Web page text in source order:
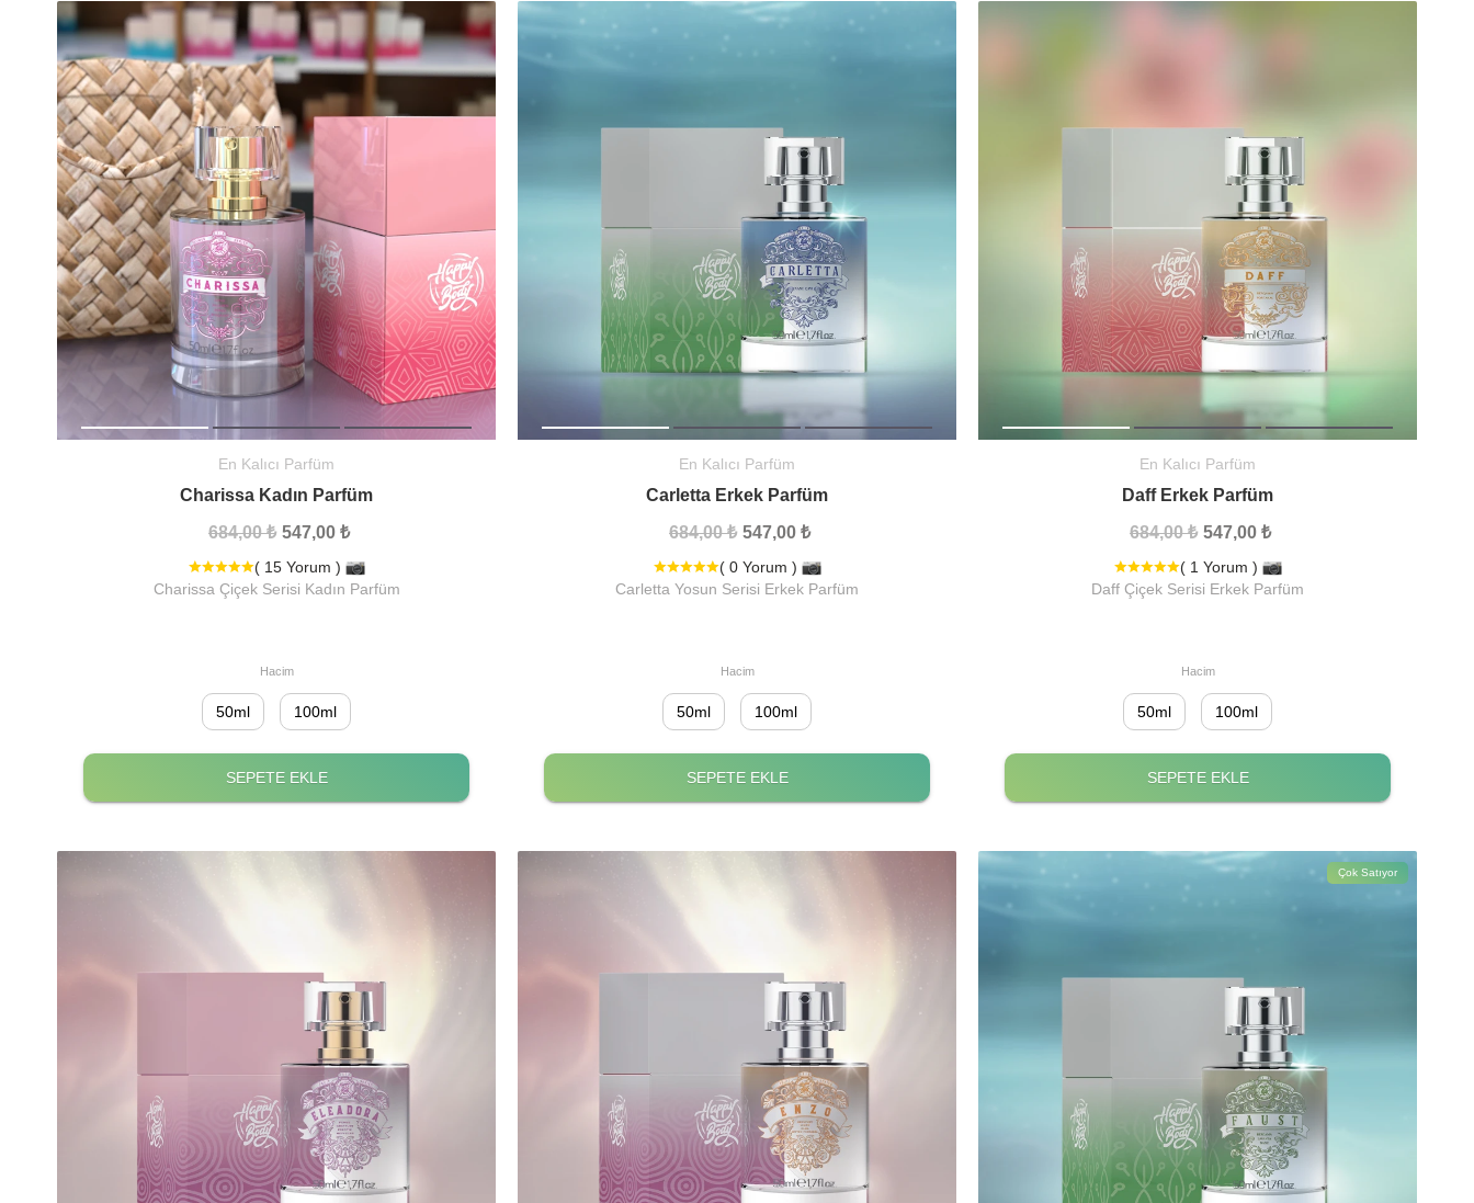
En Kalıcı Parfüm
Charissa Kadın Parfüm
684,00 ₺ 547,00 ₺
( 15 Yorum )
Charissa Çiçek Serisi Kadın Parfüm
Hacim
50ml 100ml
SEPETE EKLE
En Kalıcı Parfüm
Carletta Erkek Parfüm
684,00 ₺ 547,00 ₺
( 0 Yorum )
Carletta Yosun Serisi Erkek Parfüm
Hacim
50ml 100ml
SEPETE EKLE
En Kalıcı Parfüm
Daff Erkek Parfüm
684,00 ₺ 547,00 ₺
( 1 Yorum )
Daff Çiçek Serisi Erkek Parfüm
Hacim
50ml 100ml
SEPETE EKLE
Çok Satıyor